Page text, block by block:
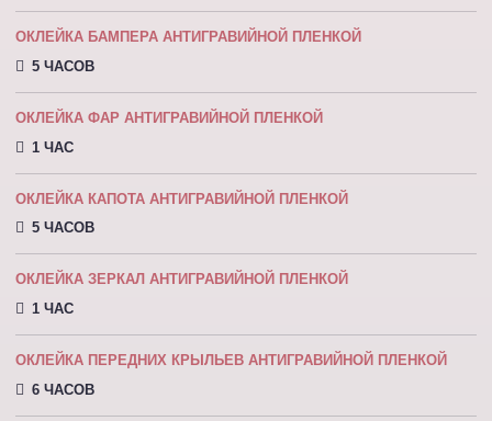
ОКЛЕЙКА БАМПЕРА АНТИГРАВИЙНОЙ ПЛЕНКОЙ
5 ЧАСОВ
ОКЛЕЙКА ФАР АНТИГРАВИЙНОЙ ПЛЕНКОЙ
1 ЧАС
ОКЛЕЙКА КАПОТА АНТИГРАВИЙНОЙ ПЛEНКOЙ
5 ЧАСОВ
ОКЛЕЙКА ЗЕРКАЛ АНТИГРАВИЙНОЙ ПЛЕНКОЙ
1 ЧАС
ОКЛЕЙКА ПЕРЕДНИХ КРЫЛЬЕВ АНТИГРАВИЙНОЙ ПЛЕНКОЙ
6 ЧАСОВ